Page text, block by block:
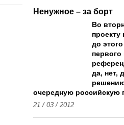
Ненужное – за борт
Во
до
да, нет,
очередную российскую
21 / 03 / 2012